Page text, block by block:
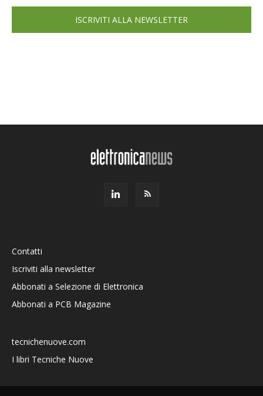
ISCRIVITI ALLA NEWSLETTER
Contatti
Iscriviti alla newsletter
Abbonati a Selezione di Elettronica
Abbonati a PCB Magazine
tecnichenuove.com
I libri Tecniche Nuove